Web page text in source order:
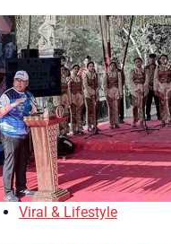
Viral & Lifestyle